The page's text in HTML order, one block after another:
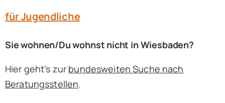
Buchtipps & Materialien
FAQ
Kontakt
für Jugendliche
Sie wohnen/Du wohnst nicht in Wiesbaden?
Hier geht’s zur bundesweiten Suche nach
Beratungsstellen.